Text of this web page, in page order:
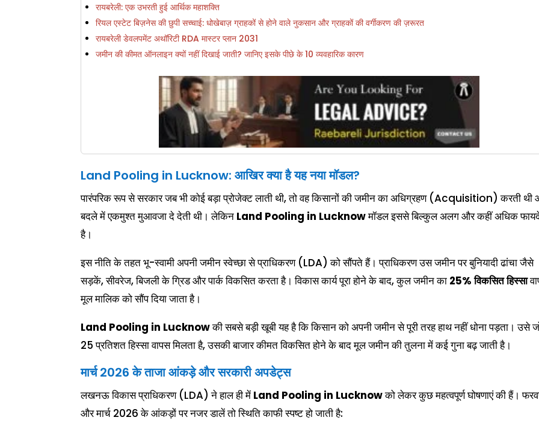
रायबरेली: एक उभरती हुई आर्थिक महाशक्ति
रियल एस्टेट बिज़नेस की छुपी सच्चाई: धोखेबाज़ ग्राहकों से होने वाले नुकसान और ग्राहकों की वर्गीकरण की ज़रूरत
रायबरेली डेवलपमेंट अथॉरिटी RDA मास्टर प्लान 2031
जमीन की कीमत ऑनलाइन क्यों नहीं दिखाई जाती? जानिए इसके पीछे के 10 व्यवहारिक कारण
Land Pooling in Lucknow: आखिर क्या है यह नया मॉडल?
पारंपरिक रूप से सरकार जब भी कोई बड़ा प्रोजेक्ट लाती थी, तो वह किसानों की जमीन का अधिग्रहण (Acquisition) करती थी
बदले में एकमुश्त मुआवजा दे देती थी। लेकिन Land Pooling in Lucknowमॉडल इससे बिल्कुल अलग और कहीं अधिक
है।
इस नीति के तहत भू-स्वामी अपनी जमीन स्वेच्छा से प्राधिकरण (LDA) को सौंपते हैं। प्राधिकरण उस जमीन पर बुनियादी ढांचा जैसे
सड़कें, सीवरेज, बिजली के ग्रिड और पार्क विकसित करता है। विकास कार्य पूरा होने के बाद, कुल जमीन का 25% विकसित हिस्सा
मूल मालिक को सौंप दिया जाता है।
Land Pooling in Lucknowकी सबसे बड़ी खूबी यह है कि किसान को अपनी जमीन से पूरी तरह हाथ नहीं धोना पड़ता। उसे
25 प्रतिशत हिस्सा वापस मिलता है, उसकी बाजार कीमत विकसित होने के बाद मूल जमीन की तुलना में कई गुना बढ़ जाती है।
मार्च 2026 के ताजा आंकड़े और सरकारी अपडेट्स
लखनऊ विकास प्राधिकरण (LDA) ने हाल ही में Land Pooling in Lucknowको लेकर कुछ महत्वपूर्ण घोषणाएं की हैं।
और मार्च 2026 के आंकड़ों पर नजर डालें तो स्थिति काफी स्पष्ट हो जाती है: